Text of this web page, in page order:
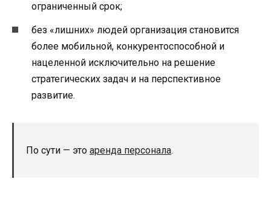
ограниченный срок;
без «лишних» людей организация становится
более мобильной, конкурентоспособной и
нацеленной исключительно на решение
стратегических задач и на перспективное
развитие.
По сути — это аренда персонала.